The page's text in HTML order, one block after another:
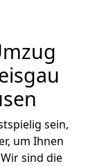
sein,
um Ihnen
sind die